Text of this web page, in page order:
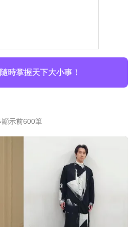
時掌握天下大小事！
顯示前600筆